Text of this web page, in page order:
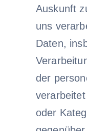
Auskunft
uns
Daten,
der
oder